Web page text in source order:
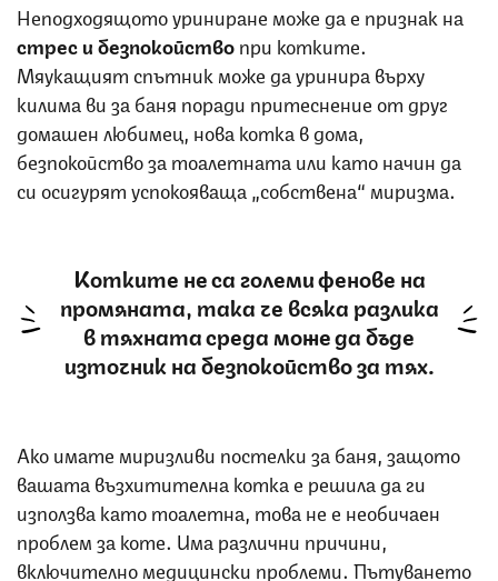
Неподходящото уриниране може да е признак на
стрес и безпокойствопри котките.
Мяукащият спътник може да уринира върху
килима ви за баня поради притеснение от друг
домашен любимец, нова котка в дома,
безпокойство за тоалетната или като начин да
си осигурят успокояваща „собствена“ миризма.
Котките не са големи фенове на
промяната, така че всяка разлика
в тяхната среда може да бъде
източник на безпокойство за тях.
Ако имате миризливи постелки за баня, защото
вашата възхитителна котка е решила да ги
използва като тоалетна, това не е необичаен
проблем за коте. Има различни причини,
включително медицински проблеми. Пътуването